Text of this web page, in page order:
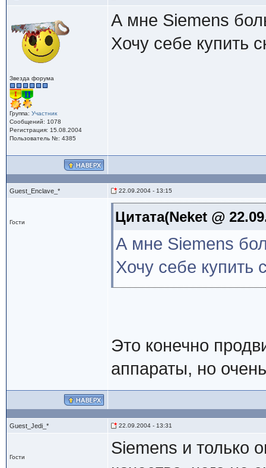
Звезда форума
Группа: Участник
Сообщений: 1078
Регистрация: 15.08.2004
Пользователь №: 4385
А мне Siemens
Хочу себе купить
Guest_Enclave_* 22.09.2004 - 13:15
Гости Цитата(Neket @
А мне Siemens
Хочу себе купить
Это конечно
аппараты, но
Guest_Jedi_* 22.09.2004 - 13:31
Гости
Siemens и только